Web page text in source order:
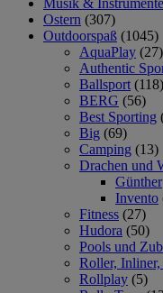
Musik & Instrumente
Ostern (307)
Outdoorspaß (1045)
AquaPlay (27)
Authentic
Ballsport (118)
BERG (56)
Best Sporting
Big (69)
Camping (13)
Drachen und
Günther
Invento
Fitness (27)
Hudora (50)
Pools und
Roller,
Rollplay (5)